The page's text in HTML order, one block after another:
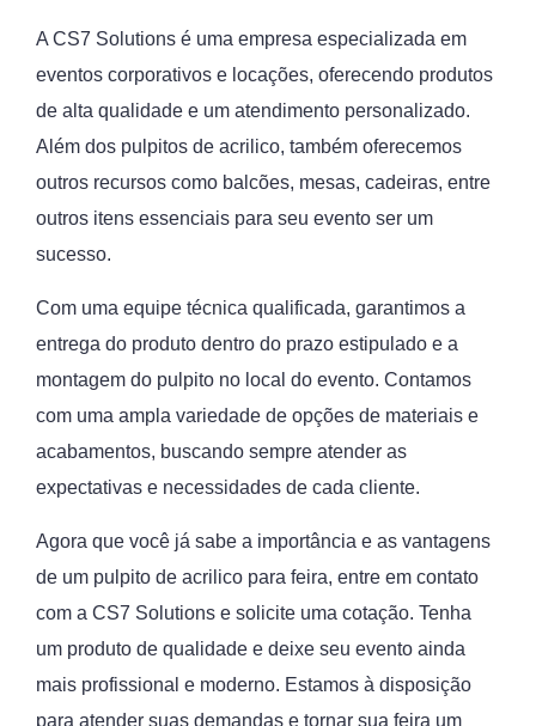
A CS7 Solutions é uma empresa especializada em
eventos corporativos e locações, oferecendo produtos
de alta qualidade e um atendimento personalizado.
Além dos pulpitos de acrilico, também oferecemos
outros recursos como balcões, mesas, cadeiras, entre
outros itens essenciais para seu evento ser um
sucesso.
Com uma equipe técnica qualificada, garantimos a
entrega do produto dentro do prazo estipulado e a
montagem do pulpito no local do evento. Contamos
com uma ampla variedade de opções de materiais e
acabamentos, buscando sempre atender as
expectativas e necessidades de cada cliente.
Agora que você já sabe a importância e as vantagens
de um pulpito de acrilico para feira, entre em contato
com a CS7 Solutions e solicite uma cotação. Tenha
um produto de qualidade e deixe seu evento ainda
mais profissional e moderno. Estamos à disposição
para atender suas demandas e tornar sua feira um